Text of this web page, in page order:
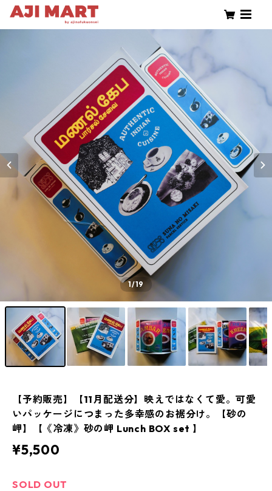
1/19
【予約販売】【11月配送分】映えではなくて愛。可愛
いパッケージにつまった多幸感のお裾分け。【砂の
岬】【《冷凍》砂の岬 Lunch BOX set 】
¥5,500
SOLD OUT